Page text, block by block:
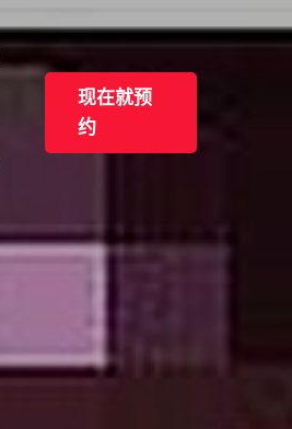
现在就预
约